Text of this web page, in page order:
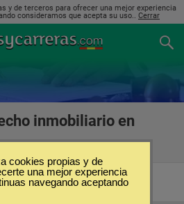
y de terceros para ofrecer una mejor experiencia
consideramos que acepta su uso.. Cerrar
inmobiliario en
cookies propias y de
una mejor experiencia
navegando aceptando